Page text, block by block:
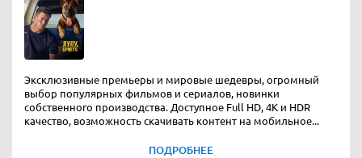
Эксклюзивные премьеры и мировые шедевры, огромный
выбор популярных фильмов и сериалов, новинки
собственного производства. Доступное Full HD, 4K и HDR
качество, возможность скачивать контент на мобильное...
ПОДРОБНЕЕ